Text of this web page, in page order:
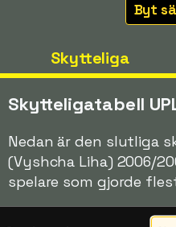
Byt
Skytteliga
Skytteligatabell
Nedan är den slutliga
(Vyshcha Liha) 2006/
spelare som gjorde